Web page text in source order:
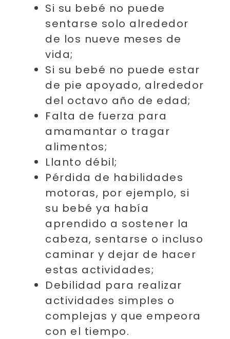
Si su bebé no puede
sentarse solo alrededor
de los nueve meses de
vida;
Si su bebé no puede estar
de pie apoyado, alrededor
del octavo año de edad;
Falta de fuerza para
amamantar o tragar
alimentos;
Llanto débil;
Pérdida de habilidades
motoras, por ejemplo, si
su bebé ya había
aprendido a sostener la
cabeza, sentarse o incluso
caminar y dejar de hacer
estas actividades;
Debilidad para realizar
actividades simples o
complejas y que empeora
con el tiempo.